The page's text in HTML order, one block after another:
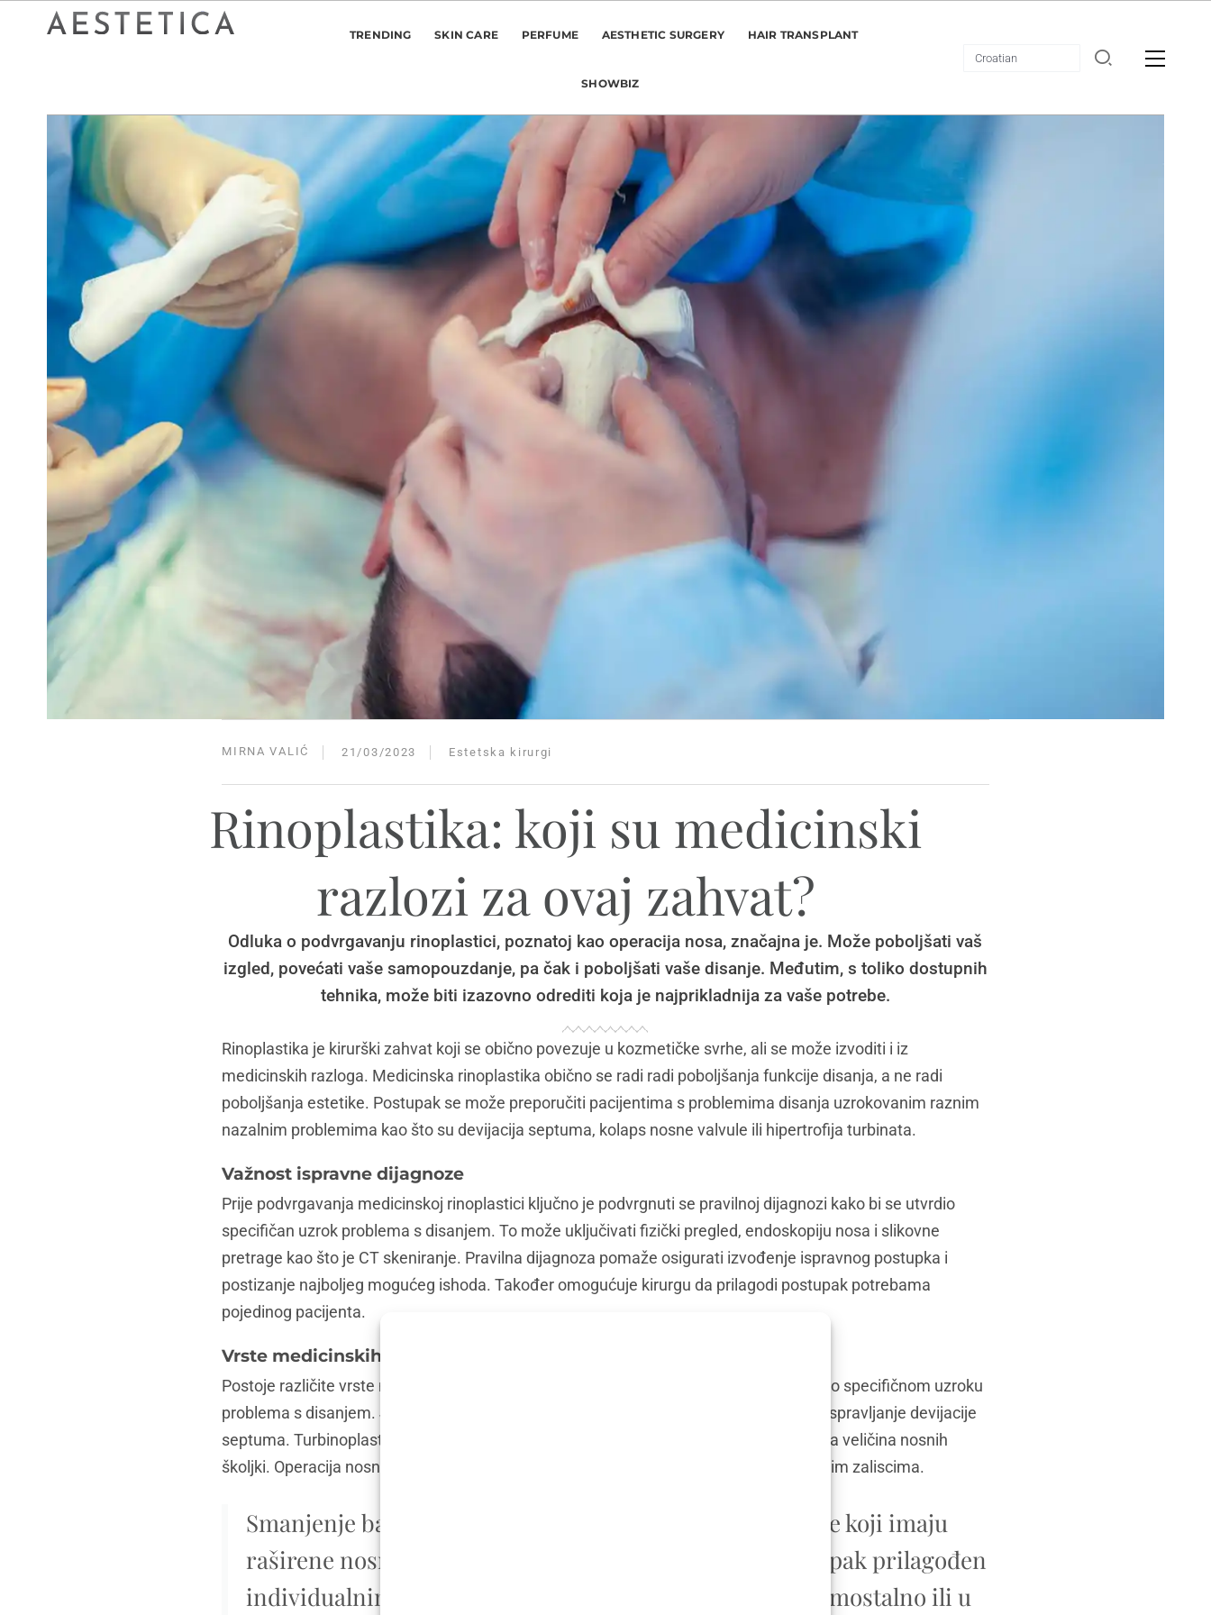
TRENDING SKIN CARE PERFUME AESTHETIC SURGERY HAIR TRANSPLANT
SHOWBIZ
MIRNA VALIĆ 21/03/2023 Estetska kirurgi
Rinoplastika: koji su medicinski
razlozi za ovaj zahvat?
Odluka o podvrgavanju rinoplastici, poznatoj kao operacija nosa, značajna je. Može poboljšati vaš
izgled, povećati vaše samopouzdanje, pa čak i poboljšati vaše disanje. Međutim, s toliko dostupnih
tehnika, može biti izazovno odrediti koja je najprikladnija za vaše potrebe.
Rinoplastika je kirurški zahvat koji se obično povezuje u kozmetičke svrhe, ali se može izvoditi i iz
medicinskih razloga. Medicinska rinoplastika obično se radi radi poboljšanja funkcije disanja, a ne radi
poboljšanja estetike. Postupak se može preporučiti pacijentima s problemima disanja uzrokovanim raznim
nazalnim problemima kao što su devijacija septuma, kolaps nosne valvule ili hipertrofija turbinata.
Važnost ispravne dijagnoze
Prije podvrgavanja medicinskoj rinoplastici ključno je podvrgnuti se pravilnoj dijagnozi kako bi se utvrdio
specifičan uzrok problema s disanjem. To može uključivati fizički pregled, endoskopiju nosa i slikovne
pretrage kao što je CT skeniranje. Pravilna dijagnoza pomaže osigurati izvođenje ispravnog postupka i
postizanje najboljeg mogućeg ishoda. Također omogućuje kirurgu da prilagodi postupak potrebama
pojedinog pacijenta.
Vrste medicinskih zahvata rinoplastike
Postoje različite vrste medicinskih postupaka rinoplastike koji se mogu izvesti, ovisno o specifičnom uzroku
problema s disanjem. Jedan od najčešćih postupaka je septoplastika, koja se radi za ispravljanje devijacije
septuma. Turbinoplastika je još jedan postupak koji se može izvesti kako bi se smanjila veličina nosnih
školjki. Operacija nosnih zalistaka može se preporučiti pacijentima s kolabiranim nosnim zaliscima.
Smanjenje baze alara još je jedna mogućnost za pacijente koji imaju
raširene nosnice koje im ometaju disanje. Svaki je postupak prilagođen
individualnim potrebama pacijenta i može se izvoditi samostalno ili u